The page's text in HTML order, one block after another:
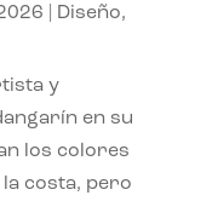
Diseño,
y
en su
los colores
costa, pero